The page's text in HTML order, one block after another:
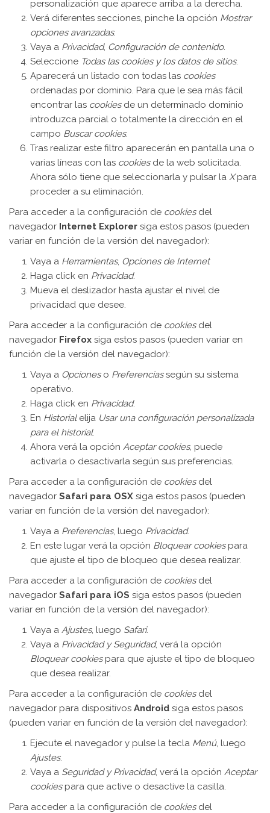
personalización que aparece arriba a la derecha.
Verá diferentes secciones, pinche la opción Mostrar
opciones avanzadas.
Vaya a Privacidad, Configuración de contenido.
Seleccione Todas las cookiesy los datos de sitios.
Aparecerá un listado con todas las cookies
ordenadas por dominio. Para que le sea más fácil
encontrar las cookiesde un determinado dominio
introduzca parcial o totalmente la dirección en el
campo Buscar cookies.
Tras realizar este filtro aparecerán en pantalla una o
varias líneas con las cookiesde la web solicitada.
Ahora sólo tiene que seleccionarla y pulsar la Xpara
proceder a su eliminación.
Para acceder a la configuración de cookiesdel
navegador Internet Explorer siga estos pasos (pueden
variar en función de la versión del navegador):
Vaya a Herramientas, Opciones de Internet
Haga click en Privacidad.
Mueva el deslizador hasta ajustar el nivel de
privacidad que desee.
Para acceder a la configuración de cookiesdel
navegador Firefox siga estos pasos (pueden variar en
función de la versión del navegador):
Vaya a Opcioneso Preferenciassegún su sistema
operativo.
Haga click en Privacidad.
En Historialelija Usar una configuración personalizada
para el historial.
Ahora verá la opción Aceptar cookies, puede
activarla o desactivarla según sus preferencias.
Para acceder a la configuración de cookiesdel
navegador Safari para OSX siga estos pasos (pueden
variar en función de la versión del navegador):
Vaya a Preferencias, luego Privacidad.
En este lugar verá la opción Bloquear cookiespara
que ajuste el tipo de bloqueo que desea realizar.
Para acceder a la configuración de cookiesdel
navegador Safari para iOS siga estos pasos (pueden
variar en función de la versión del navegador):
Vaya a Ajustes, luego Safari.
Vaya a Privacidad y Seguridad, verá la opción
Bloquear cookiespara que ajuste el tipo de bloqueo
que desea realizar.
Para acceder a la configuración de cookiesdel
navegador para dispositivos Android siga estos pasos
(pueden variar en función de la versión del navegador):
Ejecute el navegador y pulse la tecla Menú, luego
Ajustes.
Vaya a Seguridad y Privacidad, verá la opción Aceptar
cookiespara que active o desactive la casilla.
Para acceder a la configuración de cookiesdel